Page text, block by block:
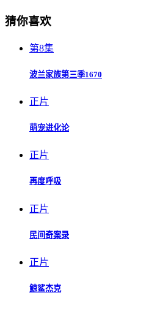
猜你喜欢
第8集
波兰家族第三季1670
正片
萌宠进化论
正片
再度呼吸
正片
民间奇案录
正片
鲸鲨杰克